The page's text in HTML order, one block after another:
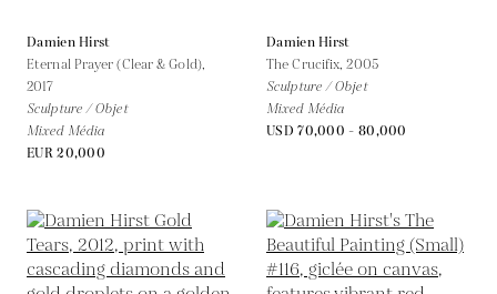
Damien Hirst
Eternal Prayer (Clear & Gold),
2017
Sculpture / Objet
Mixed Média
EUR 20,000
Damien Hirst
The Crucifix,2005
Sculpture / Objet
Mixed Média
USD 70,000 - 80,000